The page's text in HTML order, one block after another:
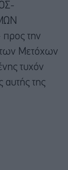
την
των Μετόχων
τυχόν
αυτής της